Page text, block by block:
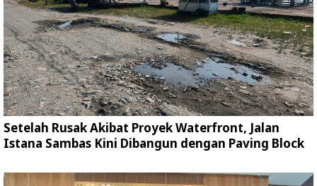
Setelah Rusak Akibat Proyek Waterfront, Jalan
Istana Sambas Kini Dibangun dengan Paving Block